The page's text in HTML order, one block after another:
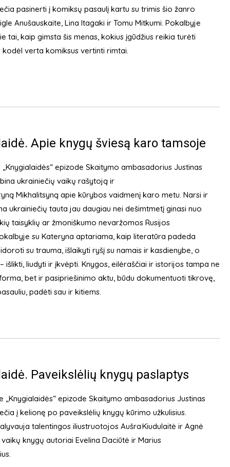
pasinerti į komiksų pasaulį kartu su trimis šio žanro
Anušauskaite, Lina Itagaki ir Tomu Mitkumi. Pokalbyje
tai, kaip gimsta šis menas, kokius įgūdžius reikia turėti
verta komiksus vertinti rimtai.
Apie knygų šviesą karo tamsoje
epizode Skaitymo ambasadorius Justinas
ukrainiečių vaikų rašytoją ir
Mikhalitsyną apie kūrybos vaidmenį karo metu. Narsi ir
ukrainiečių tauta jau daugiau nei dešimtmetį ginasi nuo
taisyklių ar žmoniškumo nevaržomos Rusijos
su Kateryna aptariama, kaip literatūra padeda
su trauma, išlaikyti ryšį su namais ir kasdienybe, o
išlikti, liudyti ir įkvėpti. Knygos, eilėraščiai ir istorijos tampa ne
bet ir pasipriešinimo aktu, būdu dokumentuoti tikrovę,
padėti sau ir kitiems.
Paveikslėlių knygų paslaptys
„Knygialaidės“ epizode Skaitymo ambasadorius Justinas
į kelionę po paveikslėlių knygų kūrimo užkulisius.
talentingos iliustruotojos Aušra Kiudulaitė ir Agnė
knygų autoriai Evelina Daciūtė ir Marius